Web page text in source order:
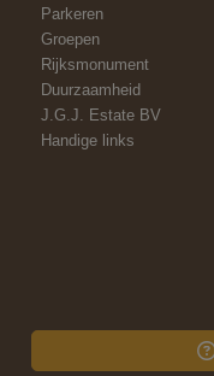
Parkeren
Groepen
Rijksmonument
Duurzaamheid
J.G.J. Estate BV
Handige links